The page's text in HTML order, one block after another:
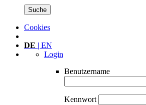
Cookies
DE | EN
Login
Benutzername
Kennwort